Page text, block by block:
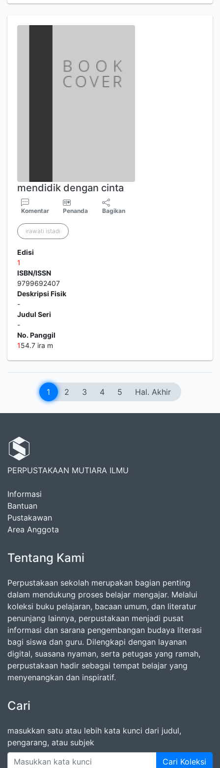
mendidik dengan cinta
Komentar Penanda Bagikan
irawati istadi
Edisi
1
ISBN/ISSN
9799692407
Deskripsi Fisik
-
Judul Seri
-
No. Panggil
154.7 ira m
1 2 3 4 5 Hal. Akhir
PERPUSTAKAAN MUTIARA ILMU
Informasi
Bantuan
Pustakawan
Area Anggota
Tentang Kami
Perpustakaan sekolah merupakan bagian penting
dalam mendukung proses belajar mengajar. Melalui
koleksi buku pelajaran, bacaan umum, dan literatur
penunjang lainnya, perpustakaan menjadi pusat
informasi dan sarana pengembangan budaya literasi
bagi siswa dan guru. Dilengkapi dengan layanan
digital, suasana nyaman, serta petugas yang ramah,
perpustakaan hadir sebagai tempat belajar yang
menyenangkan dan inspiratif.
Cari
masukkan satu atau lebih kata kunci dari judul,
pengarang, atau subjek
Cari Koleksi